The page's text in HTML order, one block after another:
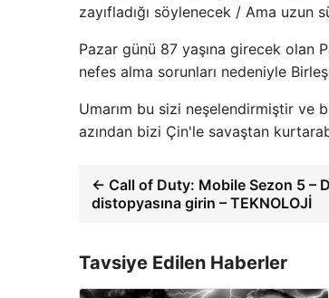
zayıfladığı söylenecek / Ama
Pazar günü 87 yaşına girecek olan
nefes alma sorunları nedeniyle
Umarım bu sizi neşelendirmiştir ve
azından bizi Çin'le savaştan
← Call of Duty: Mobile Sezon 5 –
distopyasına girin – TEKNOLOJİ
Tavsiye Edilen Haberler